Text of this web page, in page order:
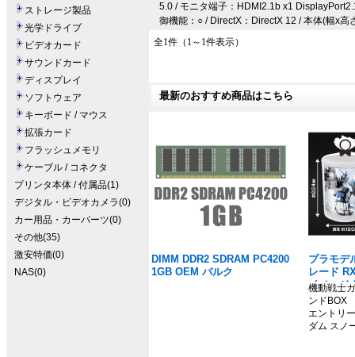
ストレージ製品
光学ドライブ
ビデオカード
サウンドカード
ディスプレイ
ソフトウェア
キーボード / マウス
拡張カード
フラッシュメモリ
ケーブル / コネクタ
プリンタ本体 / 付属品(1)
デジタル・ビデオカメラ(0)
カー用品・カーパーツ(0)
その他(35)
激安特価(0)
NAS(0)
5.0 / モニタ端子：HDMI2.1b x1
御機能：○ / DirectX：DirectX 12 / 本体(幅x高
全1件（1～1件表示）
最新のおすすめ商品はこちら
DIMM DDR2 SDRAM PC4200
1GB OEM バルク
プラモデ
レード
イメージ
ダム」
機動戦士
ンドBOX
エントリ
ダム スノ